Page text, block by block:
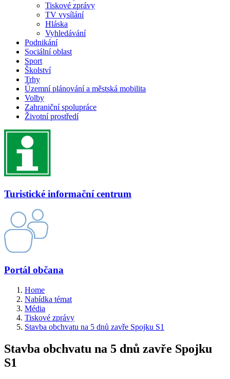
Tiskové zprávy
TV vysílání
Hláska
Vyhledávání
Podnikání
Sociální oblast
Sport
Školství
Trhy
Územní plánování a městská mobilita
Volby
Zahraniční spolupráce
Životní prostředí
Turistické informační centrum
Portál občana
Home
Nabídka témat
Média
Tiskové zprávy
Stavba obchvatu na 5 dnů zavře Spojku S1
Stavba obchvatu na 5 dnů zavře Spojku
S1